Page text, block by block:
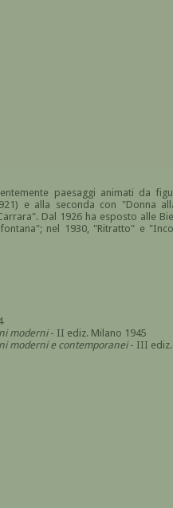
paesaggi animati da
e alla seconda con "Donna
Dal 1926 ha esposto alle
nel 1930, "Ritratto" e
moderni- II ediz. Milano 1945
moderni e contemporanei- III ediz.